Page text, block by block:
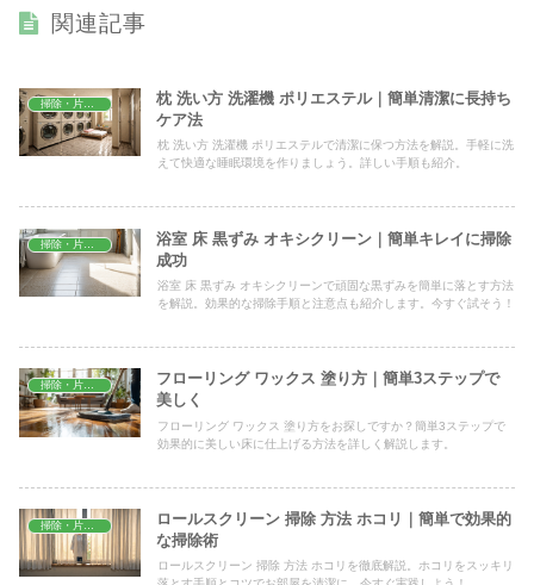
関連記事
枕 洗い方 洗濯機 ポリエステル｜簡単清潔に長持ち
ケア法
枕 洗い方 洗濯機 ポリエステルで清潔に保つ方法を解説。手軽に洗
えて快適な睡眠環境を作りましょう。詳しい手順も紹介。
浴室 床 黒ずみ オキシクリーン｜簡単キレイに掃除
成功
浴室 床 黒ずみ オキシクリーンで頑固な黒ずみを簡単に落とす方法
を解説。効果的な掃除手順と注意点も紹介します。今すぐ試そう！
フローリング ワックス 塗り方｜簡単3ステップで
美しく
フローリング ワックス 塗り方をお探しですか？簡単3ステップで
効果的に美しい床に仕上げる方法を詳しく解説します。
ロールスクリーン 掃除 方法 ホコリ｜簡単で効果的
な掃除術
ロールスクリーン 掃除 方法 ホコリを徹底解説。ホコリをスッキリ